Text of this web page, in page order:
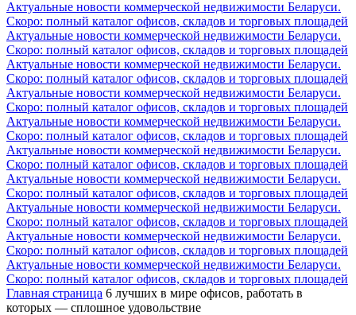
Актуальные новости коммерческой недвижимости Беларуси.
Скоро: полный каталог офисов, складов и торговых площадей
Актуальные новости коммерческой недвижимости Беларуси.
Скоро: полный каталог офисов, складов и торговых площадей
Актуальные новости коммерческой недвижимости Беларуси.
Скоро: полный каталог офисов, складов и торговых площадей
Актуальные новости коммерческой недвижимости Беларуси.
Скоро: полный каталог офисов, складов и торговых площадей
Актуальные новости коммерческой недвижимости Беларуси.
Скоро: полный каталог офисов, складов и торговых площадей
Актуальные новости коммерческой недвижимости Беларуси.
Скоро: полный каталог офисов, складов и торговых площадей
Актуальные новости коммерческой недвижимости Беларуси.
Скоро: полный каталог офисов, складов и торговых площадей
Актуальные новости коммерческой недвижимости Беларуси.
Скоро: полный каталог офисов, складов и торговых площадей
Актуальные новости коммерческой недвижимости Беларуси.
Скоро: полный каталог офисов, складов и торговых площадей
Актуальные новости коммерческой недвижимости Беларуси.
Скоро: полный каталог офисов, складов и торговых площадей
Главная страница 6 лучших в мире офисов, работать в
которых — сплошное удовольствие